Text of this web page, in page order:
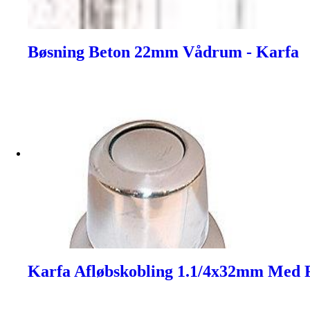
Bøsning Beton 22mm Vådrum - Karfa
Karfa Afløbskobling 1.1/4x32mm Med